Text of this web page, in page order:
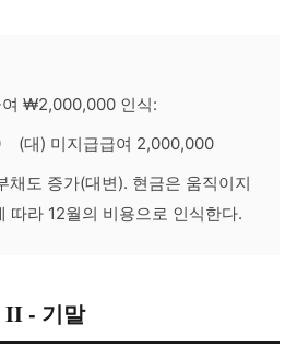
여 ₩2,000,000 인식:
(대) 미지급급여 2,000,000
채도 증가(대변). 현금은 움직이지
따라 12월의 비용으로 인식한다.
II - 기말